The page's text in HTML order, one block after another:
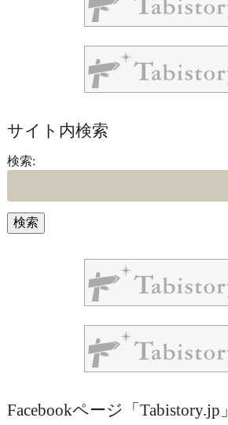
サイト内検索
検索:
Facebookページ「Tabistory.jp」